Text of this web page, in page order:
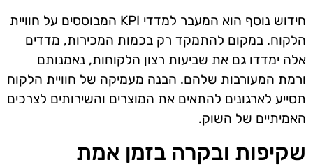
חידוש נוסף הוא המעבר למדדי KPI המבוססים על חוויית
הלקוח. במקום להתמקד רק בכמות המכירות, מדדים
אלה ימדדו גם את שביעות רצון הלקוחות, נאמנותם
ורמת המעורבות שלהם. הבנה מעמיקה של חוויית הלקוח
תסייע לארגונים להתאים את המוצרים והשירותים לצרכים
האמיתיים של השוק.
שקיפות ובקרה בזמן אמת